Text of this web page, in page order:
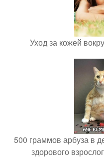
Уход за кожей
500 граммов арбуза в
здорового